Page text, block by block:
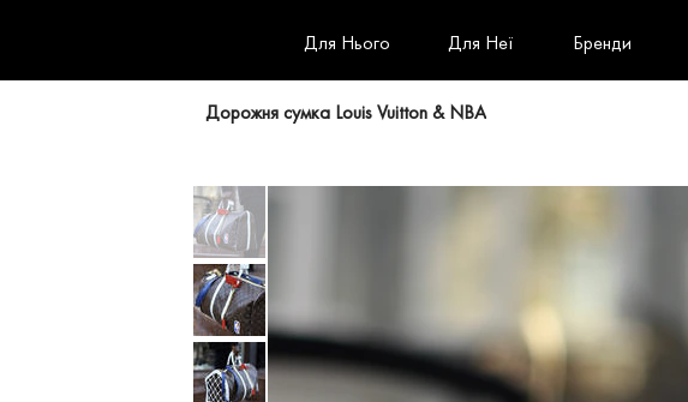
Для Нього Для Неї Бренди
Дорожня сумка Louis Vuitton & NBA